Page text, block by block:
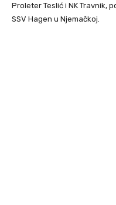
Proleter Teslić i NK Travnik,
SSV Hagen u Njemačkoj.